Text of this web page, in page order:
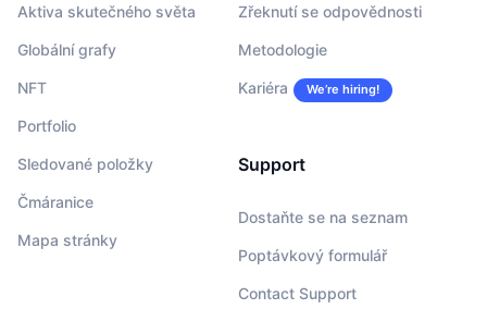
Aktiva skutečného světa
Globální grafy
NFT
Portfolio
Sledované položky
Čmáranice
Mapa stránky
Zřeknutí se odpovědnosti
Metodologie
Kariéra We’re hiring!
Support
Dostaňte se na seznam
Poptávkový formulář
Contact Support